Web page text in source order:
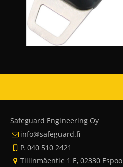
Safeguard Engineering Oy
info@safeguard.fi
P. 040 510 2421
Tillinmäentie 1 E, 02330 Espoo